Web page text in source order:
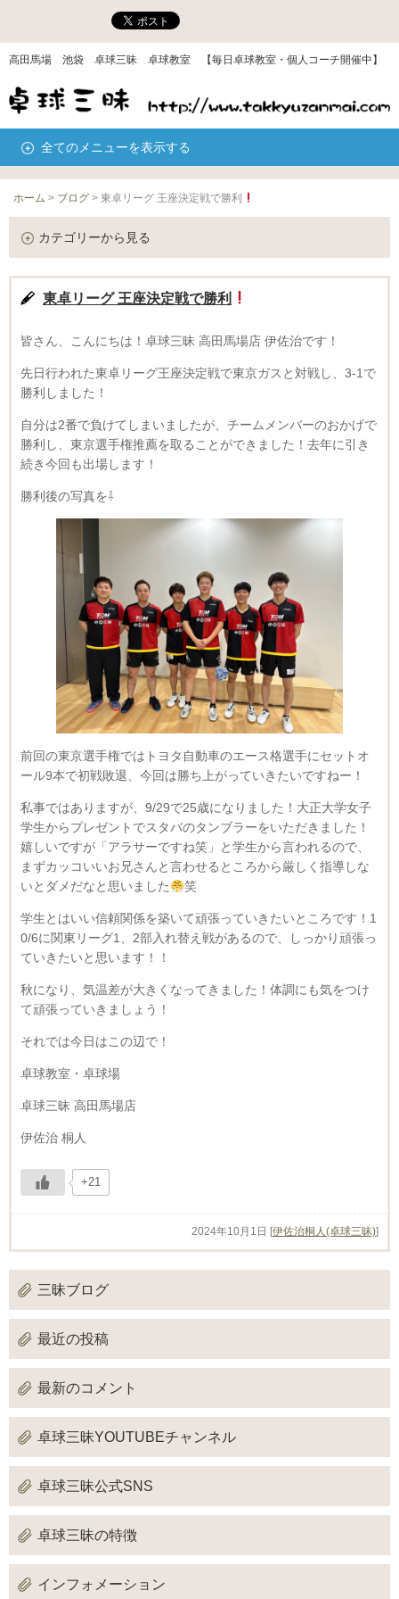
高田馬場 池袋 卓球三昧 卓球教室 【毎日卓球教室・個人コーチ開催中】
全てのメニューを表示する
ホーム > ブログ > 東卓リーグ 王座決定戦で勝利
カテゴリーから見る
東卓リーグ 王座決定戦で勝利
皆さん、こんにちは！卓球三昧 高田馬場店 伊佐治です！
先日行われた東卓リーグ王座決定戦で東京ガスと対戦し、3-1で
勝利しました！
自分は2番で負けてしまいましたが、チームメンバーのおかげで
勝利し、東京選手権推薦を取ることができました！去年に引き
続き今回も出場します！
勝利後の写真を⇩
前回の東京選手権ではトヨタ自動車のエース格選手にセットオ
ール9本で初戦敗退、今回は勝ち上がっていきたいですねー！
私事ではありますが、9/29で25歳になりました！大正大学女子
学生からプレゼントでスタバのタンブラーをいただきました！
嬉しいですが「アラサーですね笑」と学生から言われるので、
まずカッコいいお兄さんと言わせるところから厳しく指導しな
いとダメだなと思いました
笑
学生とはいい信頼関係を築いて頑張っていきたいところです！1
0/6に関東リーグ1、2部入れ替え戦があるので、しっかり頑張っ
ていきたいと思います！！
秋になり、気温差が大きくなってきました！体調にも気をつけ
て頑張っていきましょう！
それでは今日はこの辺で！
卓球教室・卓球場
卓球三昧 高田馬場店
伊佐治 桐人
+21
2024年10月1日 [伊佐治桐人(卓球三昧)]
三昧ブログ
最近の投稿
最新のコメント
卓球三昧YOUTUBEチャンネル
卓球三昧公式SNS
卓球三昧の特徴
インフォメーション